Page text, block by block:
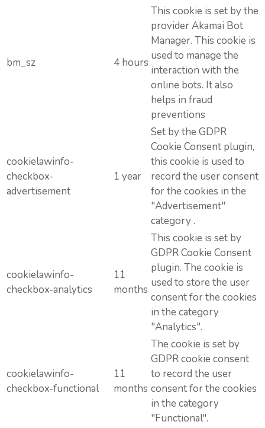
bm_sz 4 hours
This cookie is set by the
provider Akamai Bot
Manager. This cookie is
used to manage the
interaction with the
online bots. It also
helps in fraud
preventions
cookielawinfo-
checkbox-
advertisement
1 year
Set by the GDPR
Cookie Consent plugin,
this cookie is used to
record the user consent
for the cookies in the
"Advertisement"
category .
cookielawinfo-
checkbox-analytics
11
months
This cookie is set by
GDPR Cookie Consent
plugin. The cookie is
used to store the user
consent for the cookies
in the category
"Analytics".
cookielawinfo-
checkbox-functional
11
months
The cookie is set by
GDPR cookie consent
to record the user
consent for the cookies
in the category
"Functional".